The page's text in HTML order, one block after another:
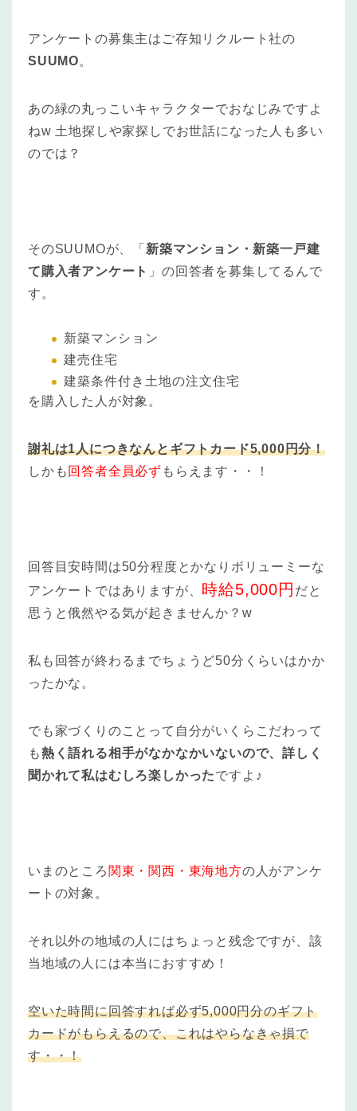
アンケートの募集主はご存知リクルート社の
SUUMO。
あの緑の丸っこいキャラクターでおなじみですよ
ねw 土地探しや家探しでお世話になった人も多い
のでは？
そのSUUMOが、「 新築マンション・新築一戸建
て購入者アンケート 」の回答者を募集してるんで
す。
新築マンション
建売住宅
建築条件付き土地の注文住宅
を購入した人が対象。
謝礼は1人につきなんとギフトカード5,000円分！
しかも 回答者全員必ず もらえます・・！
回答目安時間は50分程度とかなりボリューミーな
アンケートではありますが、 時給5,000円 だと
思うと俄然やる気が起きませんか？w
私も回答が終わるまでちょうど50分くらいはかか
ったかな。
でも家づくりのことって自分がいくらこだわって
も熱く語れる相手がなかなかいないので、詳しく
聞かれて私はむしろ楽しかったですよ♪
いまのところ 関東・関西・東海地方の人がアンケ
ートの対象。
それ以外の地域の人にはちょっと残念ですが、該
当地域の人には本当におすすめ！
空いた時間に回答すれば必ず5,000円分のギフト
カードがもらえるので、これはやらなきゃ損で
す・・！